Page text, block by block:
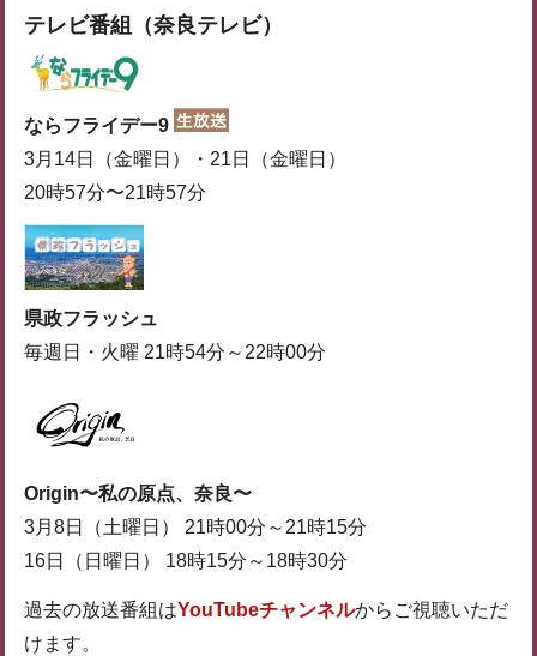
テレビ番組（奈良テレビ）
ならフライデー9
3月14日（金曜日）・21日（金曜日）
20時57分〜21時57分
県政フラッシュ
毎週日・火曜 21時54分～22時00分
Origin〜私の原点、奈良〜
3月8日（土曜日） 21時00分～21時15分
16日（日曜日） 18時15分～18時30分
過去の放送番組はYouTubeチャンネルからご視聴いただ
けます。